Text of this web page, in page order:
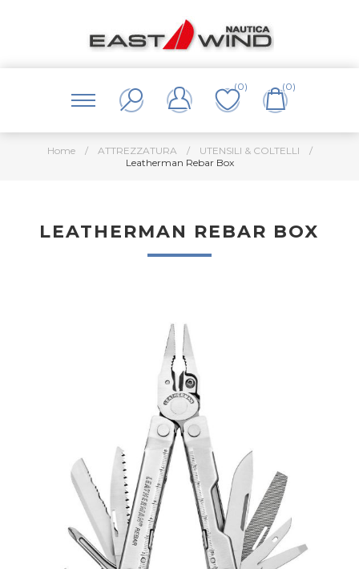
(0) (0)
Home / ATTREZZATURA / UTENSILI & COLTELLI
/
Leatherman Rebar Box
LEATHERMAN REBAR BOX